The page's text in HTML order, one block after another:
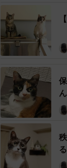
しばらくしてか
でも一番人懐こ
年3月、アルち
妹や弟はいら